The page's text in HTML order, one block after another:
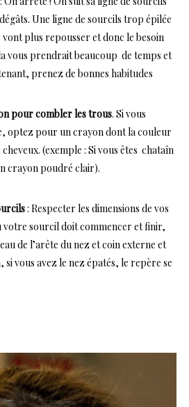
Une ligne de sourcils trop épilée
vont plus repousser et donc le besoin
vous prendrait beaucoup de temps et
prenez de bonnes habitudes
pour combler les trous. Si vous
optez pour un crayon dont la couleur
(exemple : Si vous êtes chataîn
crayon poudré clair).
: Respecter les dimensions de vos
sourcil doit commencer et finir,
de l’arête du nez et coin externe et
si vous avez le nez épatés, le repère se